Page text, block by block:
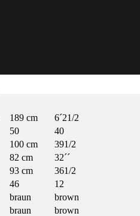
189 cm
6´21/2
50
40
100 cm
391/2
82 cm
32´´
93 cm
361/2
46
12
braun
brown
braun brown